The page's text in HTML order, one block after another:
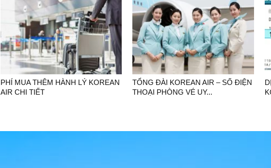
PHÍ MUA THÊM HÀNH LÝ KOREAN
AIR CHI TIẾT
TỔNG ĐÀI KOREAN AIR – SỐ ĐIỆN
THOẠI PHÒNG VÉ UY...